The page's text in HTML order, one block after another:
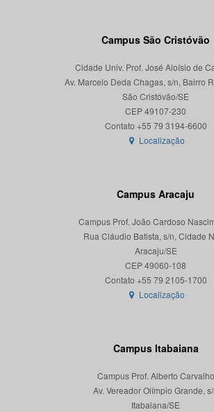
Campus São Cristóvão
Cidade Univ. Prof. José Aloísio de
Av. Marcelo Deda Chagas, s/n, Bairro
São Cristóvão/SE
CEP 49107-230
Localização
Campus Aracaju
Campus Prof. João Cardoso
Rua Cláudio Batista, s/n, Cidade
Aracaju/SE
CEP 49060-108
Localização
Campus Itabaiana
Campus Prof. Alberto Carvalho
Av. Vereador Olímpio Grande,
Itabaiana/SE